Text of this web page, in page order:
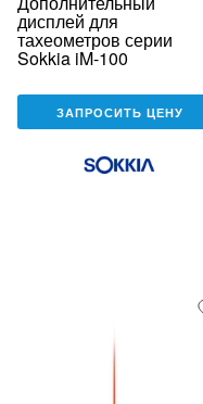
дисплей для
тахеометров серии
Sokkia iM-100
ЗАПРОСИТЬ ЦЕНУ